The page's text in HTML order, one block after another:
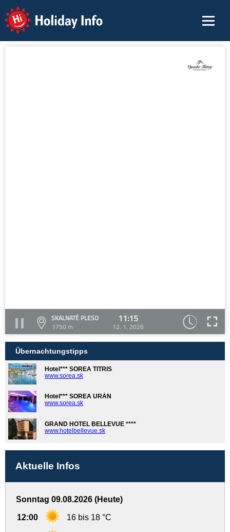
Holiday Info
SKALNATÉ PLESO
1750 m
11:15
12. 1. 2026
Übernachtungstipps
Hotel*** SOREA TITRIS
www.sorea.sk
Hotel*** SOREA URÁN
www.sorea.sk
GRAND HOTEL BELLEVUE ****
www.hotelbellevue.sk
Aktuelle Infos
Sonntag 09.08.2026 (Heute)
12:00 16 bis 18 °C